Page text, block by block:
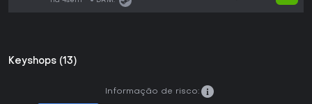
Keyshops (13)
Informação de risco: